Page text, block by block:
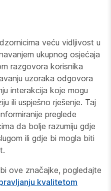
veću vidljivost u
ukupnog osjećaja
razgovora korisnika
uzoraka odgovora
interakcija koje mogu
ili uspješno rješenje. Taj
preglede
da bolje razumiju gdje
ili gdje bi mogla biti
ove značajke, pogledajte
kvalitetom